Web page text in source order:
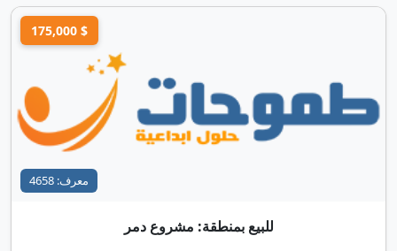
175,000 $
معرف: 4658
للبيع بمنطقة: مشروع دمر